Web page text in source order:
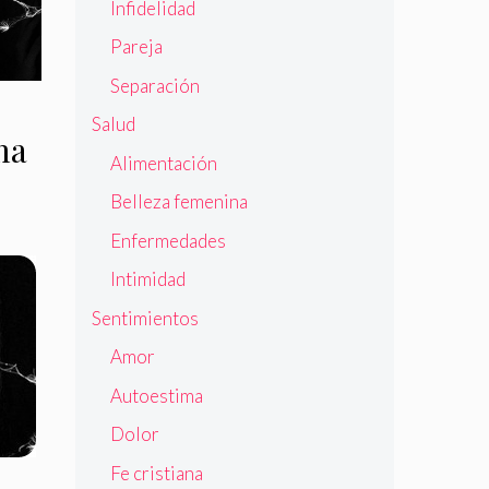
Infidelidad
Pareja
Separación
Salud
Alimentación
Belleza femenina
Enfermedades
Intimidad
Sentimientos
Amor
Autoestima
Dolor
Fe cristiana